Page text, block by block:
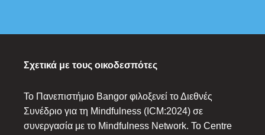
Σχετικά με τους οικοδεσπότες
Το Πανεπιστήμιο Bangor φιλοξενεί το Διεθνές
Συνέδριο για τη Mindfulness (ICM:2024) σε
συνεργασία με το Mindfulness Network. Το Centre